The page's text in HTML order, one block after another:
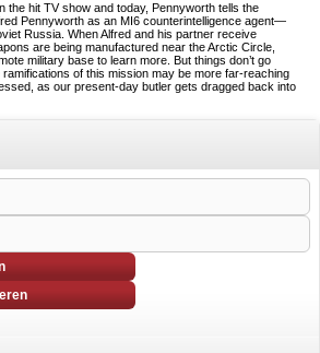
the hit TV show and today, Pennyworth tells the
Pennyworth as an MI6 counterintelligence agent—
Russia. When Alfred and his partner receive
are being manufactured near the Arctic Circle,
military base to learn more. But things don’t go
of this mission may be more far-reaching
as our present-day butler gets dragged back into